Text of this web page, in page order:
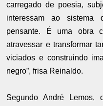
carregado de poesia,
interessam ao
pensante. É uma obra
atravessar e transformar
viciados e construindo
negro”, frisa Reinaldo.
Segundo André Lemos,